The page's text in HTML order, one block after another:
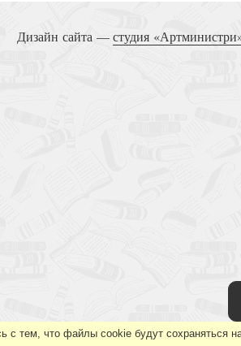
Дизайн сайта —студия
с тем, что файлы cookie будут сохраняться